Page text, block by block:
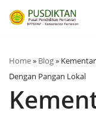
Skip
to
Home» Blog»
Dengan Pangan Lokal